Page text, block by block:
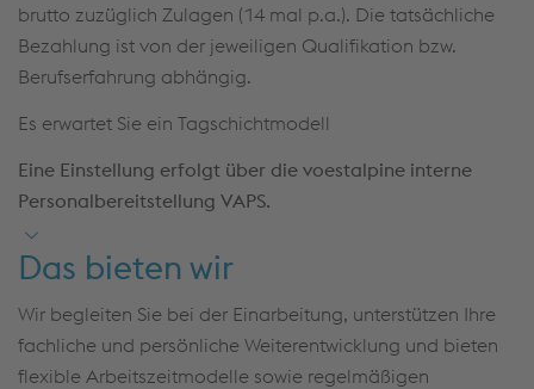
Begeisterung für Innovationen und Lust, neue Ideen
einzubringen
Eigenständiges sowie lösungsorientiertes Arbeiten
liegt Ihnen genauso wie das Übernehmen von
Sie fühlen sich wohl, wenn es mal etwas höher
Sicherheitsausrüstung
brutto zuzüglich Zulagen (14 mal p.a.). Die tatsächliche
Bezahlung ist von der jeweiligen Qualifikation bzw.
Berufserfahrung abhängig.
Es erwartet Sie ein Tagschichtmodell
Eine Einstellung erfolgt über die voestalpine interne
Personalbereitstellung VAPS.
Das bieten wir
Wir begleiten Sie bei der Einarbeitung, unterstützen Ihre
fachliche und persönliche Weiterentwicklung und bieten
flexible Arbeitszeitmodelle sowie regelmäßigen